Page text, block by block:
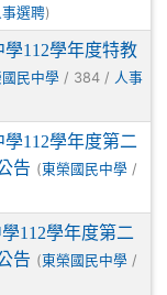
事選聘)
112學年度特教
民中學 / 384 / 人事
112學年度第二
告 (東榮國民中學 /
112學年度第二
告 (東榮國民中學 /